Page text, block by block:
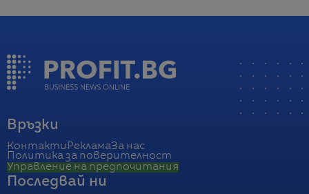
Връзки
Контакти РекламаЗа нас
Политика за поверителност
Управление на предпочитания
Последвай ни